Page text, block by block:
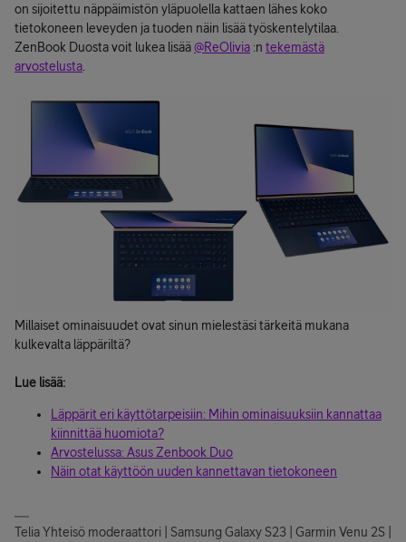
on sijoitettu näppäimistön yläpuolella kattaen lähes koko
tietokoneen leveyden ja tuoden näin lisää työskentelytilaa.
ZenBook Duosta voit lukea lisää@ReOlivia :n tekemästä
arvostelusta
Millaiset ominaisuudet ovat sinun mielestäsi tärkeitä mukana
kulkevalta läppäriltä?
Lue lisää:
Läppärit eri käyttötarpeisiin: Mihin ominaisuuksiin kannattaa
kiinnittää huomiota?
Arvostelussa: Asus Zenbook Duo
Näin otat käyttöön uuden kannettavan tietokoneen
Telia Yhteisö moderaattori | Samsung Galaxy S23 | Garmin Venu 2S |